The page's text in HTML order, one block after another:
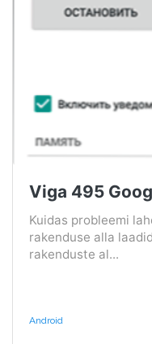
Viga 495
Kuidas probleemi
rakenduse alla
rakenduste al...
Android